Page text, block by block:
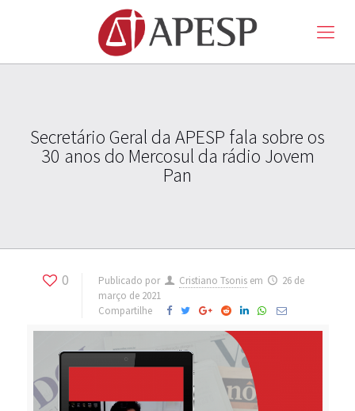
Secretário Geral da APESP fala sobre os
30 anos do Mercosul da rádio Jovem
Pan
0 Publicado por Cristiano Tsonis em
26 de
março de 2021
Compartilhe